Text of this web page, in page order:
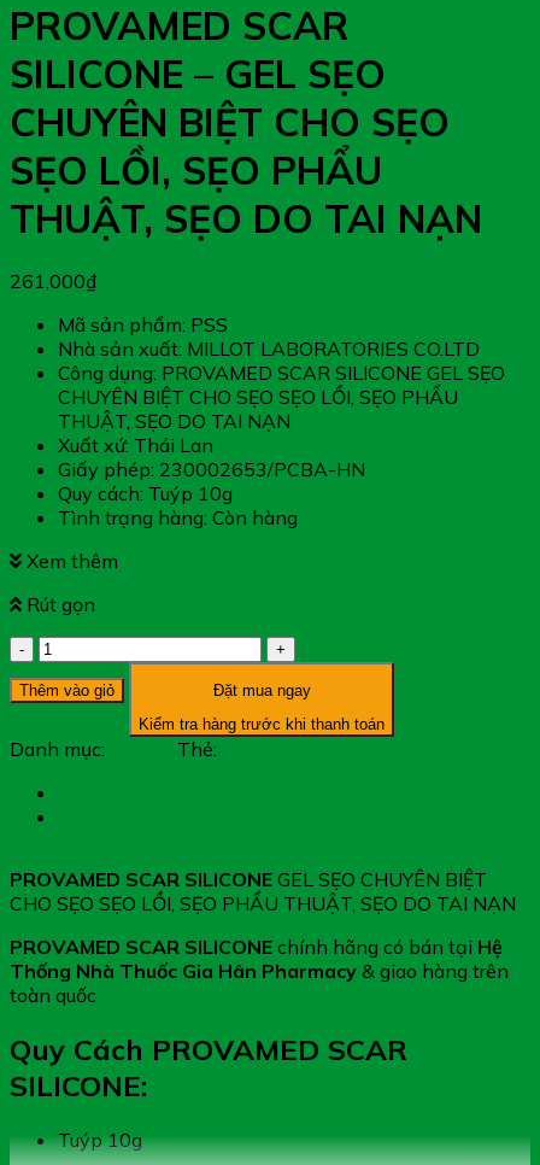
PROVAMED SCAR
SILICONE – GEL SẸO
CHUYÊN BIỆT CHO SẸO
SẸO LỒI, SẸO PHẨU
THUẬT, SẸO DO TAI NẠN
261,000₫
Mã sản phẩm: PSS
Nhà sản xuất: MILLOT LABORATORIES CO.LTD
Công dụng: PROVAMED SCAR SILICONE GEL SẸO
CHUYÊN BIỆT CHO SẸO SẸO LỒI, SẸO PHẨU
THUẬT, SẸO DO TAI NẠN
Xuất xứ: Thái Lan
Giấy phép: 230002653/PCBA-HN
Quy cách: Tuýp 10g
Tình trạng hàng: Còn hàng
Xem thêm
Rút gọn
PROVAMED
SCAR
SILICONE
GEL
CHUYÊN
BIỆT
SẸO
LỒI,
SẸO
PHẨU
THUẬT,
SẸO
TAI
NẠN
số
lượng
Thêm vào giỏ
Đặt mua ngay
Kiểm tra hàng trước khi thanh toán
Danh mục: Thẻ:
PROVAMED SCAR SILICONE GEL SẸO CHUYÊN BIỆT
CHO SẸO SẸO LỒI, SẸO PHẨU THUẬT, SẸO DO TAI NẠN
PROVAMED SCAR SILICONE chính hãng có bán tại Hệ
Thống Nhà Thuốc Gia Hân Pharmacy & giao hàng trên
toàn quốc
Quy Cách PROVAMED SCAR
SILICONE:
Tuýp 10g